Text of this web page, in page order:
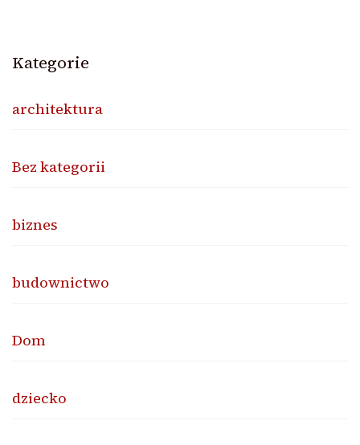
Kategorie
architektura
Bez kategorii
biznes
budownictwo
Dom
dziecko